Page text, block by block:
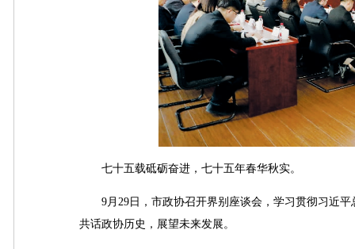
七十五载砥砺奋进，七十五年春华秋实。
9月29日，市政协召开界别座谈会，学习贯彻习近平
共话政协历史，展望未来发展。